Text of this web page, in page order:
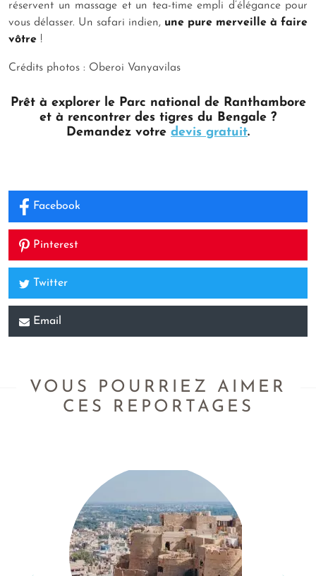
réservent un massage et un tea-time empli d’élégance pour
vous délasser. Un safari indien, une pure merveille à faire
vôtre !
Crédits photos : Oberoi Vanyavilas
Prêt à explorer le Parc national de Ranthambore
et à rencontrer des tigres du Bengale ?
Demandez votre devis gratuit.
Facebook
Pinterest
Twitter
Email
VOUS POURRIEZ AIMER
CES REPORTAGES